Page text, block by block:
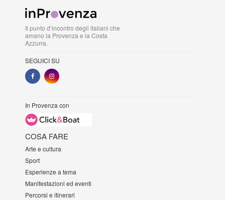
Il punto d’incontro degli italiani che
amano la Provenza e la Costa
Azzurra.
SEGUICI SU
In Provenza con
COSA FARE
Arte e cultura
Sport
Esperienze a tema
Manifestazioni ed eventi
Percorsi e itinerari